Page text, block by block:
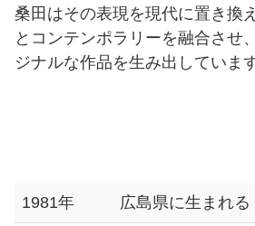
桑田はその表現を現代に置き換
とコンテンポラリーを融合させ
ジナルな作品を生み出しています
1981年 広島県に生まれる